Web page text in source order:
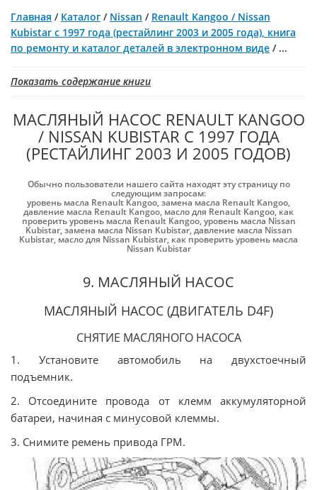
Главная / Каталог / Nissan / Renault Kangoo / Nissan
Kubistar с 1997 года (рестайлинг 2003 и 2005 года), книга
по ремонту и каталог деталей в электронном виде / ...
Показать содержание книги
МАСЛЯНЫЙ НАСОС RENAULT KANGOO
/ NISSAN KUBISTAR С 1997 ГОДА
(РЕСТАЙЛИНГ 2003 И 2005 ГОДОВ)
Обычно пользователи нашего сайта находят эту страницу по
следующим запросам:
уровень масла Renault Kangoo,замена масла Renault Kangoo,
давление масла Renault Kangoo, масло для Renault Kangoo,как
проверить уровень масла Renault Kangoo,уровень масла Nissan
Kubistar,замена масла Nissan Kubistar,давление масла Nissan
Kubistar, масло для Nissan Kubistar, как проверить уровень масла
Nissan Kubistar
9. МАСЛЯНЫЙ НАСОС
МАСЛЯНЫЙ НАСОС (ДВИГАТЕЛЬ D4F)
СНЯТИЕ МАСЛЯНОГО НАСОСА
1. Установите автомобиль на двухстоечный
подъемник.
2. Отсоедините провода от клемм аккумуляторной
батареи, начиная с минусовой клеммы.
3. Снимите ремень привода ГРМ.